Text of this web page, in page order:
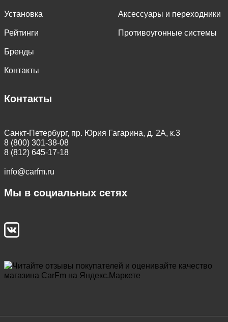
Установка
Рейтинги
Бренды
Контакты
Аксессуары и переходники
Противоугонные системы
Контакты
Санкт-Петербург, пр. Юрия Гагарина, д. 2А, к.3
8 (800) 301-38-08
8 (812) 645-17-18
info@carfm.ru
Мы в социальных сетях